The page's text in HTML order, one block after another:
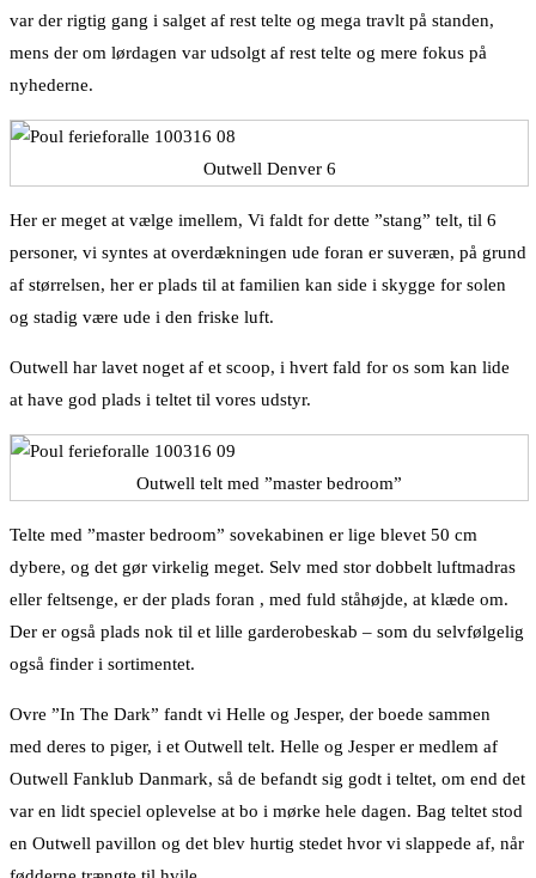
var der rigtig gang i salget af rest telte og mega travlt på standen,
mens der om lørdagen var udsolgt af rest telte og mere fokus på
nyhederne.
Outwell Denver 6
Her er meget at vælge imellem, Vi faldt for dette ”stang” telt, til 6
personer, vi syntes at overdækningen ude foran er suveræn, på grund
af størrelsen, her er plads til at familien kan side i skygge for solen
og stadig være ude i den friske luft.
Outwell har lavet noget af et scoop, i hvert fald for os som kan lide
at have god plads i teltet til vores udstyr.
Outwell telt med ”master bedroom”
Telte med ”master bedroom” sovekabinen er lige blevet 50 cm
dybere, og det gør virkelig meget. Selv med stor dobbelt luftmadras
eller feltsenge, er der plads foran , med fuld ståhøjde, at klæde om.
Der er også plads nok til et lille garderobeskab – som du selvfølgelig
også finder i sortimentet.
Ovre ”In The Dark” fandt vi Helle og Jesper, der boede sammen
med deres to piger, i et Outwell telt. Helle og Jesper er medlem af
Outwell Fanklub Danmark, så de befandt sig godt i teltet, om end det
var en lidt speciel oplevelse at bo i mørke hele dagen. Bag teltet stod
en Outwell pavillon og det blev hurtig stedet hvor vi slappede af, når